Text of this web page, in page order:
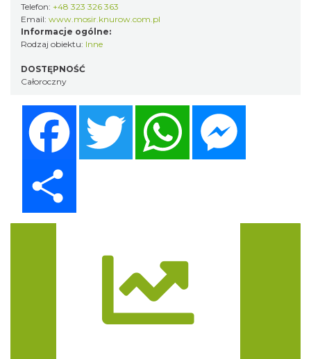
Telefon: +48 323 326 363
Email: www.mosir.knurow.com.pl
Informacje ogólne:
Rodzaj obiektu: Inne
DOSTĘPNOŚĆ
Całoroczny
Twitter WhatsApp